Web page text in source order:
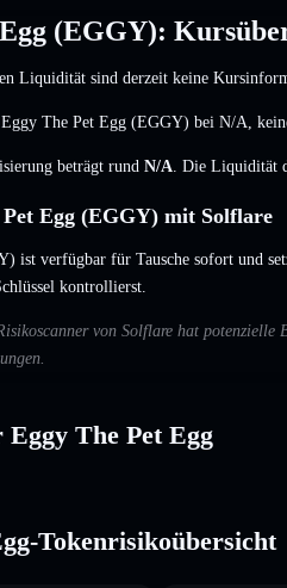
(EGGY):
Liquidität sind derzeit keine
The Pet Egg (EGGY) bei N/A
beträgt rund N/A . Die Liquidität
Egg (EGGY) mit Solflare
ist verfügbar für Tausche sofort und
kontrollierst.
von Solflare hat potenzielle
The Pet Egg
Tokenrisikoübersicht